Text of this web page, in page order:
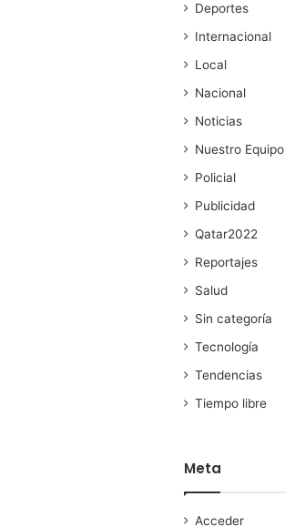
Deportes
Internacional
Local
Nacional
Noticias
Nuestro Equipo
Policial
Publicidad
Qatar2022
Reportajes
Salud
Sin categoría
Tecnología
Tendencias
Tiempo libre
Meta
Acceder